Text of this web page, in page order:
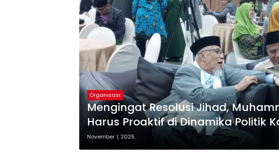
Organisasi
Mengingat Resolusi Jihad,
Harus Proaktif di Dinamika Politik
November 1, 2025